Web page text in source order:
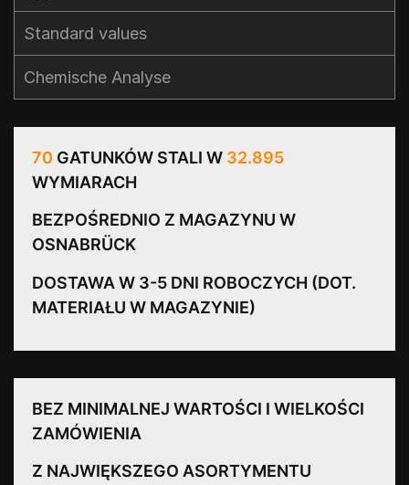
Standard values​
Chemische Analyse
70 GATUNKÓW STALI W 32.895
WYMIARACH
BEZPOŚREDNIO Z MAGAZYNU W
OSNABRÜCK
DOSTAWA W 3-5 DNI ROBOCZYCH (DOT.
MATERIAŁU W MAGAZYNIE)
BEZ MINIMALNEJ WARTOŚCI I WIELKOŚCI
ZAMÓWIENIA
Z NAJWIĘKSZEGO ASORTYMENTU